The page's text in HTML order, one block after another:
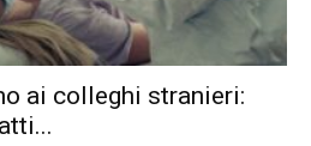
ai colleghi stranieri: